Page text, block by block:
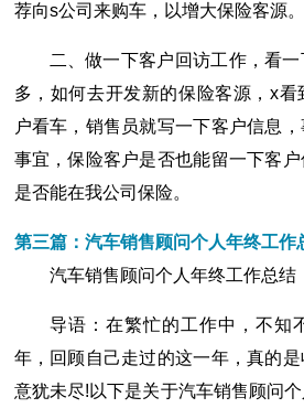
荐向s公司来购车，以增大保险客源。
二、做一下客户回访工作，看
多，如何去开发新的保险客源，x
户看车，销售员就写一下客户信息
事宜，保险客户是否也能留一下客
是否能在我公司保险。
第三篇：汽车销售顾问个人年终工作
汽车销售顾问个人年终工作总结
导语：在繁忙的工作中，不知
年，回顾自己走过的这一年，真的是
意犹未尽!以下是关于汽车销售顾问